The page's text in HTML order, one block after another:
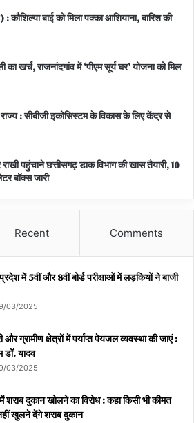
कौशिल्या बाई को मिला पक्का आशियाना, बारिश की
खर्च, राजनांदगांव में ‘पीएम सूर्य घर’ योजना को मिल
: सीबीजी इकोसिस्टम के विकास के लिए केंद्र से
पहुंचाने छत्तीसगढ़ डाक विभाग की खास तैयारी, 10
बॉक्स जारी
Recent Comments
में 5वीं और 8वीं बोर्ड परीक्षाओं में लड़कियों ने बाजी
03/2025
और ग्रामीण क्षेत्रों में पर्याप्त पेयजल व्यवस्था की जाएं :
डॉ. यादव
03/2025
शराब दुकान खोलने का विरोध : कहा किसी भी कीमत
खुलने देंगे शराब दुकान